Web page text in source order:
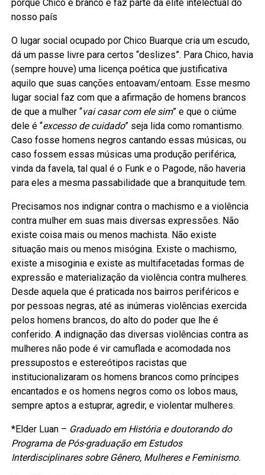
porque Chico é branco e faz parte da elite intelectual do
nosso país
O lugar social ocupado por Chico Buarque cria um escudo,
dá um passe livre para certos “deslizes”. Para Chico, havia
(sempre houve) uma licença poética que justificativa
aquilo que suas canções entoavam/entoam. Esse mesmo
lugar social faz com que a afirmação de homens brancos
de que a mulher “vai casar com ele sim” e que o ciúme
dele é “excesso de cuidado” seja lida como romantismo.
Caso fosse homens negros cantando essas músicas, ou
caso fossem essas músicas uma produção periférica,
vinda da favela, tal qual é o Funk e o Pagode, não haveria
para eles a mesma passabilidade que a branquitude tem.
Precisamos nos indignar contra o machismo e a violência
contra mulher em suas mais diversas expressões. Não
existe coisa mais ou menos machista. Não existe
situação mais ou menos misógina. Existe o machismo,
existe a misoginia e existe as multifacetadas formas de
expressão e materialização da violência contra mulheres.
Desde aquela que é praticada nos bairros periféricos e
por pessoas negras, até as inúmeras violências exercida
pelos homens brancos, do alto do poder que lhe é
conferido. A indignação das diversas violências contra as
mulheres não pode é vir camuflada e acomodada nos
pressupostos e estereótipos racistas que
institucionalizaram os homens brancos como príncipes
encantados e os homens negros como os lobos maus,
sempre aptos a estuprar, agredir, e violentar mulheres.
*Elder Luan – Graduado em História e doutorando do
Programa de Pós-graduação em Estudos
Interdisciplinares sobre Gênero, Mulheres e Feminismo.